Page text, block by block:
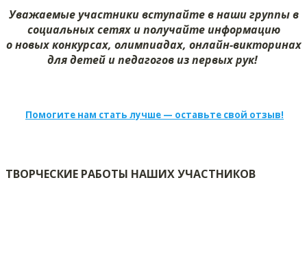
Уважаемые участники вступайте в наши группы в
социальных сетях и получайте информацию
о новых конкурсах, олимпиадах, онлайн-викторинах
для детей и педагогов из первых рук!
Помогите нам стать лучше — оставьте свой отзыв!
ТВОРЧЕСКИЕ РАБОТЫ НАШИХ УЧАСТНИКОВ